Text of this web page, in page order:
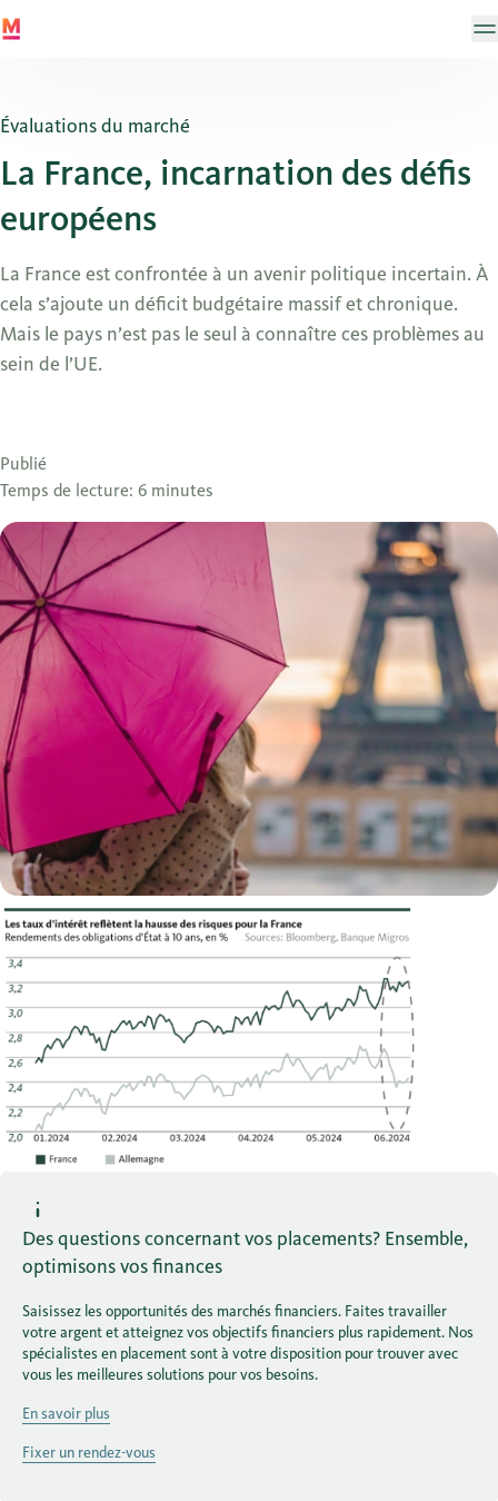
Évaluations du marché
La France, incarnation des défis
européens
La France est confrontée à un avenir politique incertain. À
cela s’ajoute un déficit budgétaire massif et chronique.
Mais le pays n’est pas le seul à connaître ces problèmes au
sein de l’UE.
Publié
Temps de lecture: 6 minutes
Des questions concernant vos placements? Ensemble,
optimisons vos finances
Saisissez les opportunités des marchés financiers. Faites travailler
votre argent et atteignez vos objectifs financiers plus rapidement. Nos
spécialistes en placement sont à votre disposition pour trouver avec
vous les meilleures solutions pour vos besoins.
En savoir plus
Fixer un rendez-vous